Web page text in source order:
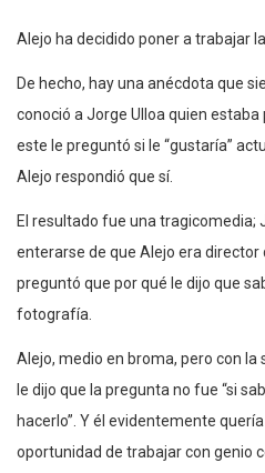
Alejo ha decidido poner a trabajar
De hecho, hay una anécdota que
conoció a Jorge Ulloa quien estaba
este le preguntó si le “gustaría”
Alejo respondió que sí.
El resultado fue una tragicomedia;
enterarse de que Alejo era
preguntó que por qué le dijo que
fotografía.
Alejo, medio en broma, pero con la
le dijo que la pregunta no fue “si
hacerlo”. Y él evidentemente
oportunidad de trabajar con genio